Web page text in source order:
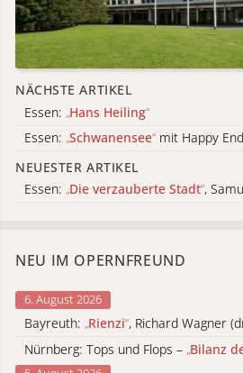
NÄCHSTE ARTIKEL
Essen: „Hans Heiling“
Essen: „Schwanensee“ mit Happy End
NEUESTER ARTIKEL
Essen: „Die verzauberte Stadt“,
NEU IM OPERNFREUND
6. August 2026
Bayreuth: „Rienzi“, Richard Wagner
Nürnberg: Tops und Flops – „Bilanz